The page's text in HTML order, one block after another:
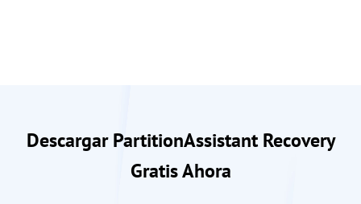
Descargar PartitionAssistant Recovery
Gratis Ahora